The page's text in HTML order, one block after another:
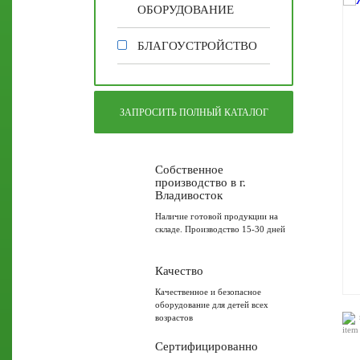
ОБОРУДОВАНИЕ
БЛАГОУСТРОЙСТВО
ЗАПРОСИТЬ ПОЛНЫЙ КАТАЛОГ
Собственное
производство в г.
Владивосток
Наличие готовой продукции на
складе. Производство 15-30 дней
Качество
Качественное и безопасное
оборудование для детей всех
возрастов
Сертифицированно